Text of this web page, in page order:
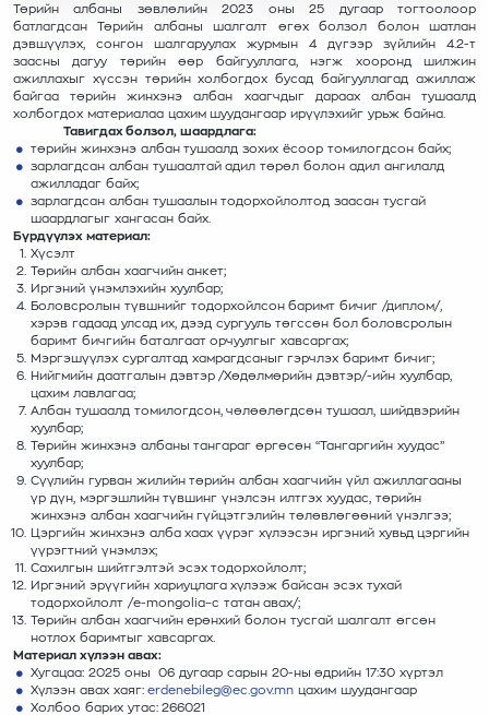
Төрийн албаны зөвлөлийн 2023 оны 25 дугаар тогтоолоор
батлагдсан Төрийн албаны шалгалт өгөх болзол болон шатлан
дэвшүүлэх, сонгон шалгаруулах журмын 4 дүгээр зүйлийн 4.2-т
заасны дагуу төрийн өөр байгууллага, нэгж хооронд шилжин
ажиллахыг хүссэн төрийн холбогдох бусад байгууллагад ажиллаж
байгаа төрийн жинхэнэ албан хаагчдыг дараах албан тушаалд
холбогдох материалаа цахим шуудангаар ирүүлэхийг урьж байна.
Тавигдах болзол, шаардлага:
төрийн жинхэнэ албан тушаалд зохих ёсоор томилогдсон байх;
зарлагдсан албан тушаалтай адил төрөл болон адил ангилалд
ажилладаг байх;
зарлагдсан албан тушаалын тодорхойлолтод заасан тусгай
шаардлагыг хангасан байх.
Бүрдүүлэх материал:
Хүсэлт
Төрийн албан хаагчийн анкет;
Иргэний үнэмлэхийн хуулбар;
Боловсролын түвшнийг тодорхойлсон баримт бичиг /диплом/,
хэрэв гадаад улсад их, дээд сургууль төгссөн бол боловсролын
баримт бичгийн баталгаат орчуулгыг хавсаргах;
Мэргэшүүлэх сургалтад хамрагдсаныг гэрчлэх баримт бичиг;
Нийгмийн даатгалын дэвтэр /Хөдөлмөрийн дэвтэр/-ийн хуулбар,
цахим лавлагаа;
Албан тушаалд томилогдсон, чөлөөлөгдсөн тушаал, шийдвэрийн
хуулбар;
Төрийн жинхэнэ албаны тангараг өргөсөн “Тангаргийн хуудас”
хуулбар;
Сүүлийн гурван жилийн төрийн албан хаагчийн үйл ажиллагааны
үр дүн, мэргэшлийн түвшинг үнэлсэн илтгэх хуудас, төрийн
жинхэнэ албан хаагчийн гүйцэтгэлийн төлөвлөгөөний үнэлгээ;
Цэргийн жинхэнэ алба хаах үүрэг хүлээсэн иргэний хувьд цэргийн
үүрэгтний үнэмлэх;
Сахилгын шийтгэлтэй эсэх тодорхойлолт;
Иргэний эрүүгийн хариуцлага хүлээж байсан эсэх тухай
тодорхойлолт /e-mongolia–с татан авах/;
Төрийн албан хаагчийн ерөнхий болон тусгай шалгалт өгсөн
нотлох баримтыг хавсаргах.
Материал хүлээн авах:
Хугацаа: 2025 оны 06 дугаар сарын 20-ны өдрийн 17:30 хүртэл
Хүлээн авах хаяг:erdenebileg@ec.gov.mn цахим шуудангаар
Холбоо барих утас: 266021